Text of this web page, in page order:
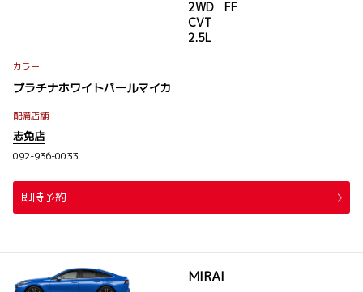
2WD FF
CVT
2.5L
カラー
プラチナホワイトパールマイカ
配備店舗
志免店
092-936-0033
即時予約
MIRAI